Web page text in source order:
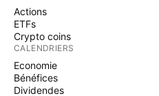
Actions
ETFs
Crypto coins
CALENDRIERS
Economie
Bénéfices
Dividendes